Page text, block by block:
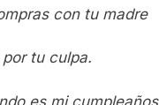
con tu madre
tu culpa.
es mi cumpleaños